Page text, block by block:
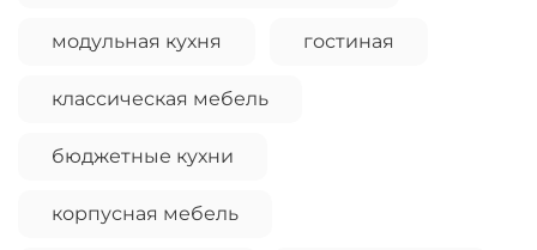
модульная кухня гостиная
классическая мебель
бюджетные кухни
корпусная мебель